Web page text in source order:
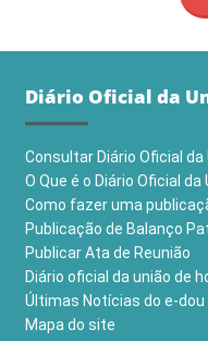
Diário Oficial da
Consultar Diário Oficial da
O Que é o Diário Oficial da
Como fazer uma
Publicação de Balanço
Publicar Ata de Reunião
Diário oficial da união de
Últimas Notícias do e-dou
Mapa do site